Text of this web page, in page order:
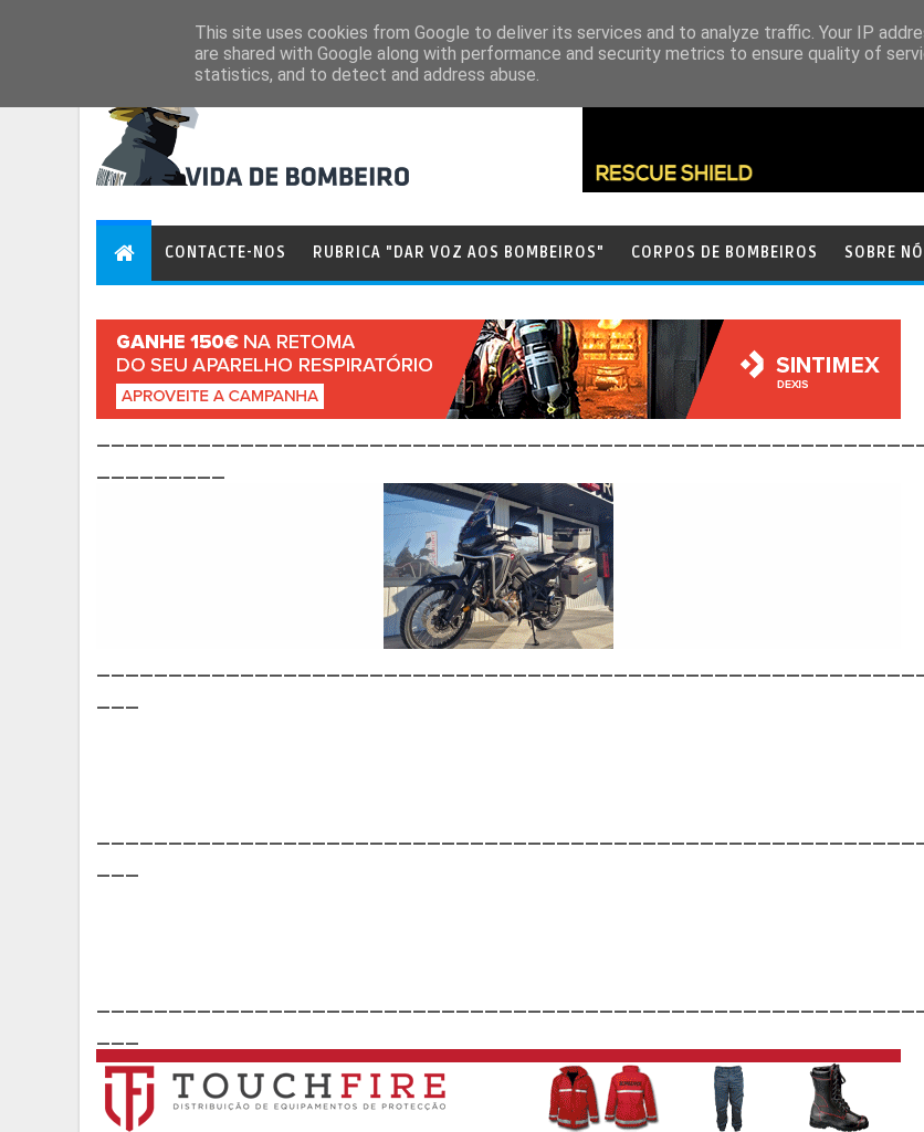
CONTACTE-NOS RUBRICA "DAR VOZ AOS BOMBEIROS" CORPOS DE BOMBEIROS SOBRE
This site uses cookies from Google to deliver its services and to analyze traffic. Your IP
are shared with Google along with performance and security metrics to ensure quality of
statistics, and to detect and address abuse.